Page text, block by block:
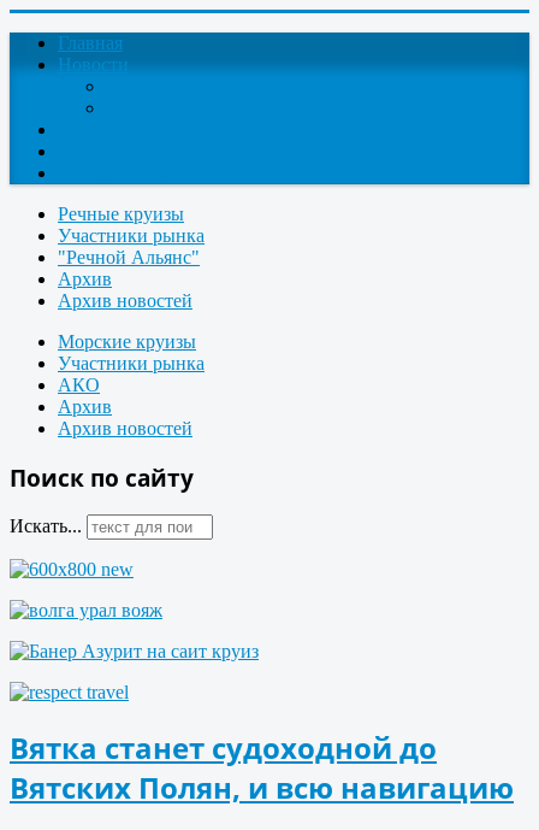
Главная
Новости
Речные круизы
Участники рынка
"Речной Альянс"
Архив
Архив новостей
Морские круизы
Участники рынка
АКО
Архив
Архив новостей
Поиск по сайту
Искать...
Вятка станет судоходной до
Вятских Полян, и всю навигацию